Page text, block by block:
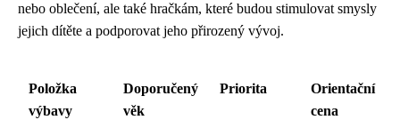
nebo oblečení, ale také hračkám, které budou stimulovat smysly
jejich dítěte a podporovat jeho přirozený vývoj.
Položka
výbavy
Doporučený
věk
Priorita
Orientační
cena